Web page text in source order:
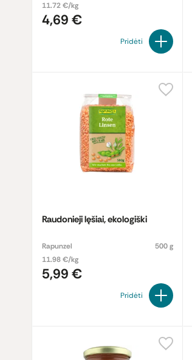
11.72 €/kg
4,69 €
Pridėti
Raudonieji lęšiai, ekologiški
Rapunzel
500 g
11.98 €/kg
5,99 €
Pridėti